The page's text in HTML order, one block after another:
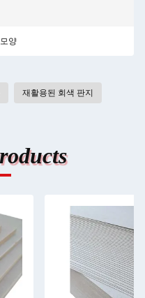
양
재활용된 회색 판지